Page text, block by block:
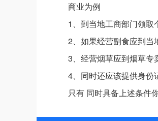
商业为例
1、到当地工商部门领取
2、如果经营副食应到当
3、经营烟草应到烟草专
4、同时还应该提供身份
只有 同时具备上述条件